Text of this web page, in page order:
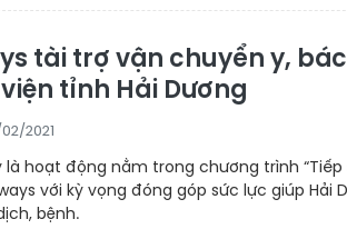
tài trợ vận chuyển y,
tỉnh Hải Dương
2021
hoạt động nằm trong chương trình “Tiếp
với kỳ vọng đóng góp sức lực giúp Hải
bệnh.